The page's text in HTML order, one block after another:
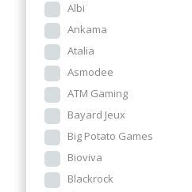
Albi
Ankama
Atalia
Asmodee
ATM Gaming
Bayard Jeux
Big Potato Games
Bioviva
Blackrock